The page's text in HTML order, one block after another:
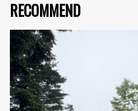
RECOMMEND